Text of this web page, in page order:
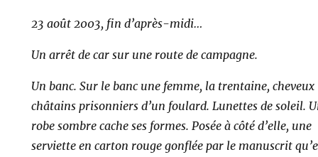
23 août 2003, fin d’après-midi…
Un arrêt de car sur une route de campagne.
Un banc. Sur le banc une femme, la trentaine, cheveux
châtains prisonniers d’un foulard. Lunettes de soleil.
robe sombre cache ses formes. Posée à côté d’elle, une
serviette en carton rouge gonflée par le manuscrit